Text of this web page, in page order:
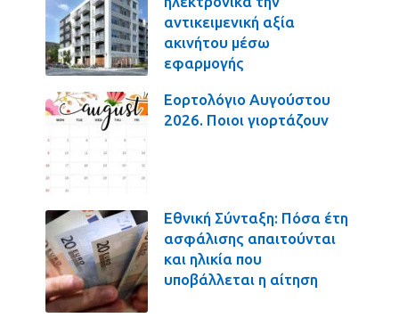
αντικειμενική αξία
ακινήτου μέσω
εφαρμογής
Εορτολόγιο Αυγούστου
2026. Ποιοι γιορτάζουν
Εθνική Σύνταξη: Πόσα έτη
ασφάλισης απαιτούνται
και ηλικία που
υποβάλλεται η αίτηση